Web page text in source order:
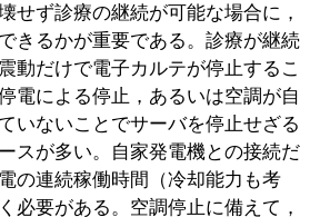
せず診療の継続が可能な場合に，
きるかが重要である。診療が継続
動だけで電子カルテが停止するこ
電による停止，あるいは空調が自
いないことでサーバを停止せざる
スが多い。自家発電機との接続だ
の連続稼働時間（冷却能力も考
必要がある。空調停止に備えて，